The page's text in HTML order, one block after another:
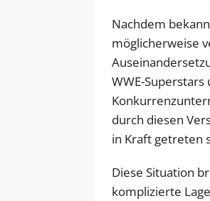
Nachdem
möglicherweise
WWE-
durch diesen
in Kraft getreten
Diese Situation
komplizierte